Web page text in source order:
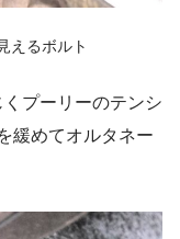
えるボルト
プーリーのテンシ
緩めてオルタネー